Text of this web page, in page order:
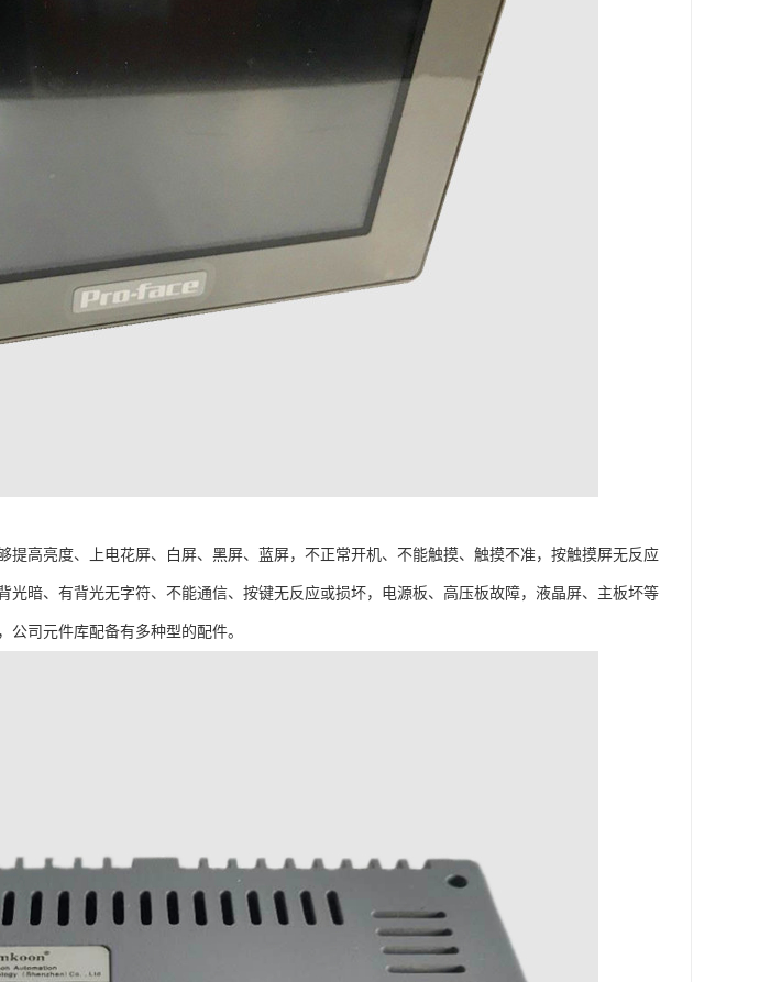
提高亮度、上电花屏、白屏、黑屏、蓝屏，不正常开机、不能触摸、触摸不准，按触摸屏无反应
光暗、有背光无字符、不能通信、按键无反应或损坏，电源板、高压板故障，液晶屏、主板坏等
司元件库配备有多种型的配件。